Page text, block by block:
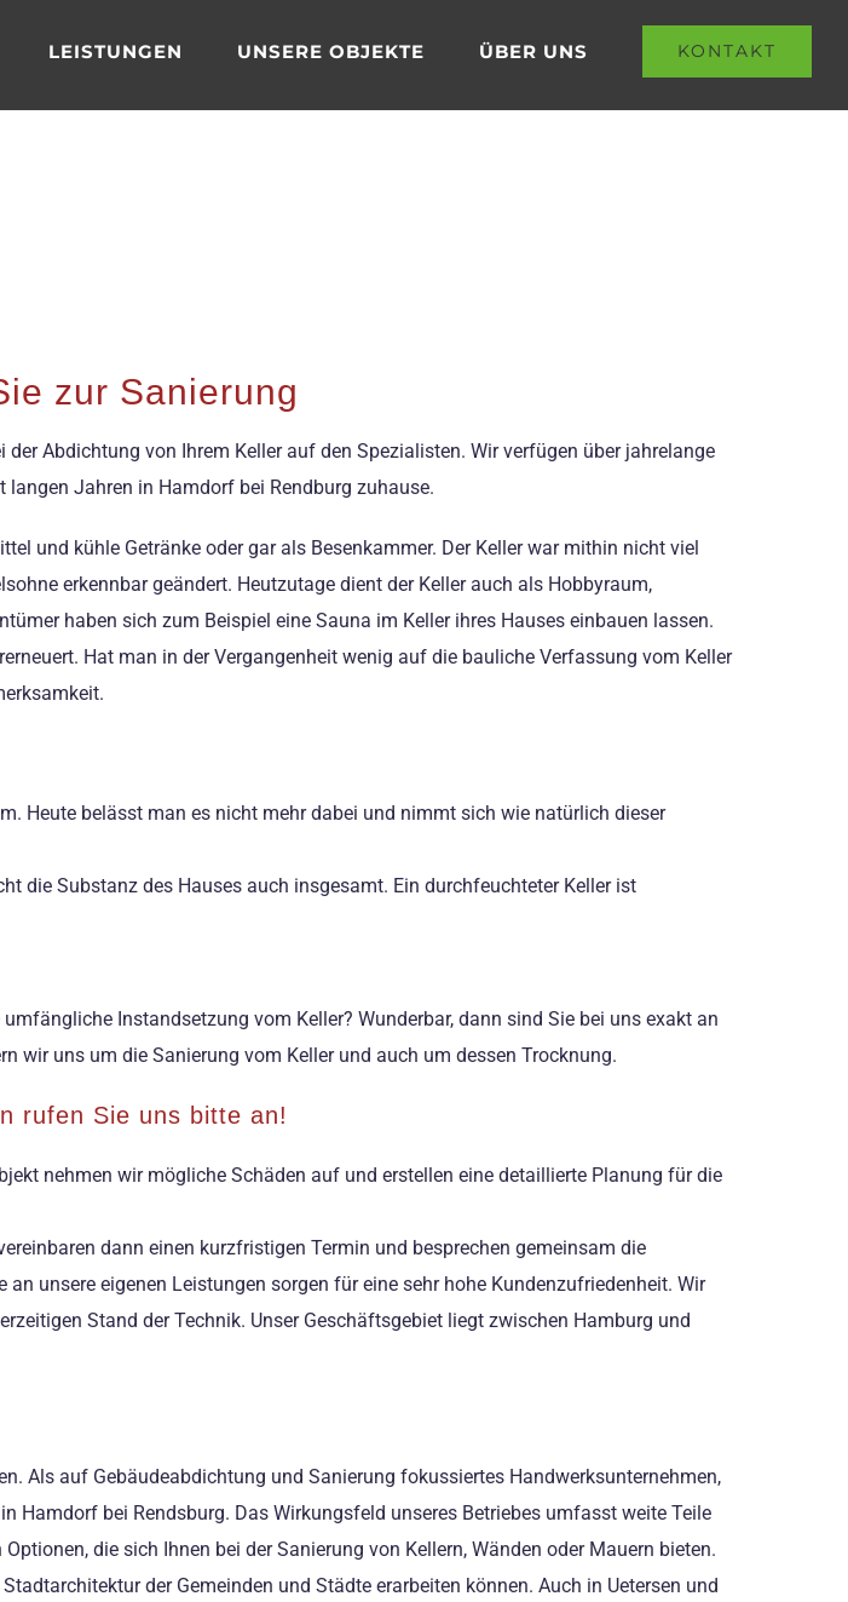
LEISTUNGEN UNSERE OBJEKTE ÜBER UNS KONTAKT
zur Sanierung
Abdichtung von Ihrem Keller auf den Spezialisten. Wir verfügen über jahrelange
Jahren in Hamdorf bei Rendburg zuhause.
und kühle Getränke oder gar als Besenkammer. Der Keller war mithin nicht viel
erkennbar geändert. Heutzutage dient der Keller auch als Hobbyraum,
haben sich zum Beispiel eine Sauna im Keller ihres Hauses einbauen lassen.
Hat man in der Vergangenheit wenig auf die bauliche Verfassung vom Keller
Heute belässt man es nicht mehr dabei und nimmt sich wie natürlich dieser
die Substanz des Hauses auch insgesamt. Ein durchfeuchteter Keller ist
Instandsetzung vom Keller? Wunderbar, dann sind Sie bei uns exakt an
wir uns um die Sanierung vom Keller und auch um dessen Trocknung.
rufen Sie uns bitte an!
nehmen wir mögliche Schäden auf und erstellen eine detaillierte Planung für die
dann einen kurzfristigen Termin und besprechen gemeinsam die
unsere eigenen Leistungen sorgen für eine sehr hohe Kundenzufriedenheit. Wir
Stand der Technik. Unser Geschäftsgebiet liegt zwischen Hamburg und
Als auf Gebäudeabdichtung und Sanierung fokussiertes Handwerksunternehmen,
Hamdorf bei Rendsburg. Das Wirkungsfeld unseres Betriebes umfasst weite Teile
die sich Ihnen bei der Sanierung von Kellern, Wänden oder Mauern bieten.
der Gemeinden und Städte erarbeiten können. Auch in Uetersen und